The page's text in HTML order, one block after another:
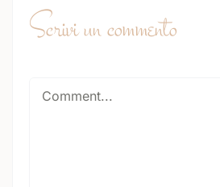
Scrivi un commento